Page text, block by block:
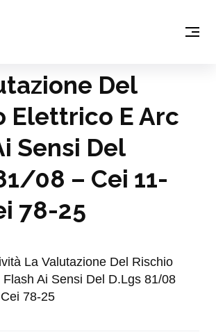
Del
Elettrico E Arc
Sensi Del
08 – Cei 11-
78-25
La Valutazione Del Rischio
Flash Ai Sensi Del D.Lgs 81/08
78-25